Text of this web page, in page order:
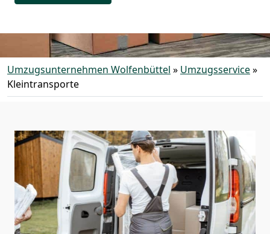
Umzugsunternehmen Wolfenbüttel » Umzugsservice»
Kleintransporte